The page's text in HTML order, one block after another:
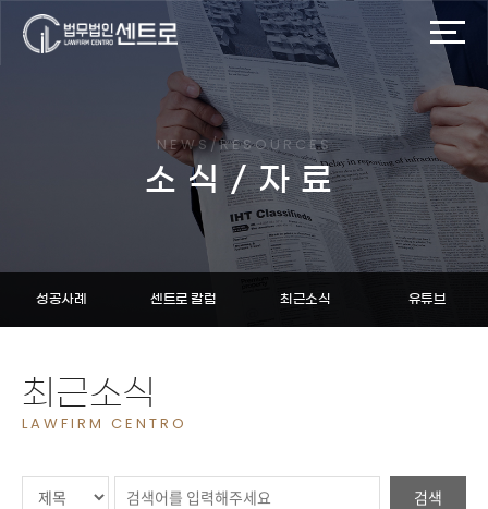
NEWS/RESOURCES
소식/자료
성공사례 센트로 칼럼 최근소식 유튜브
최근소식
검색